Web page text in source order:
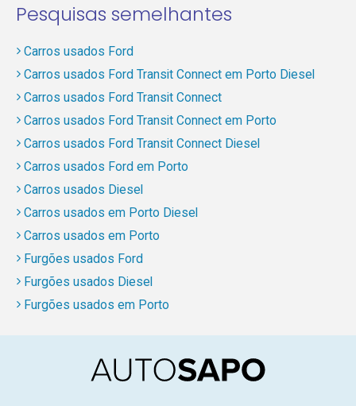
Pesquisas semelhantes
Carros usados Ford
Carros usados Ford Transit Connect em Porto Diesel
Carros usados Ford Transit Connect
Carros usados Ford Transit Connect em Porto
Carros usados Ford Transit Connect Diesel
Carros usados Ford em Porto
Carros usados Diesel
Carros usados em Porto Diesel
Carros usados em Porto
Furgões usados Ford
Furgões usados Diesel
Furgões usados em Porto